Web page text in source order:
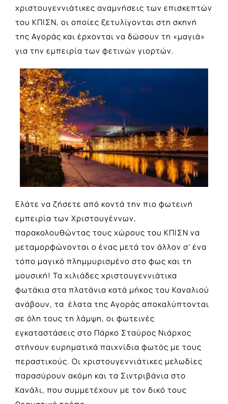
χριστουγεννιάτικες αναμνήσεις των επισκεπτών
του ΚΠΙΣΝ, οι οποίες ξετυλίγονται στη σκηνή
της Αγοράς και έρχονται να δώσουν τη «μαγιά»
για την εμπειρία των φετινών γιορτών.
Ελάτε να ζήσετε από κοντά την πιο φωτεινή
εμπειρία των Χριστουγέννων,
παρακολουθώντας τους χώρους του ΚΠΙΣΝ να
μεταμορφώνονται ο ένας μετά τον άλλον σ’ ένα
τόπο μαγικό πλημμυρισμένο στο φως και τη
μουσική! Τα χιλιάδες χριστουγεννιάτικα
φωτάκια στα πλατάνια κατά μήκος του Καναλιού
ανάβουν, τα έλατα της Αγοράς αποκαλύπτονται
σε όλη τους τη λάμψη, οι φωτεινές
εγκαταστάσεις στο Πάρκο Σταύρος Νιάρχος
στήνουν ευρηματικά παιχνίδια φωτός με τους
περαστικούς. Οι χριστουγεννιάτικες μελωδίες
παρασύρουν ακόμη και τα Σιντριβάνια στο
Κανάλι, που συμμετέχουν με τον δικό τους